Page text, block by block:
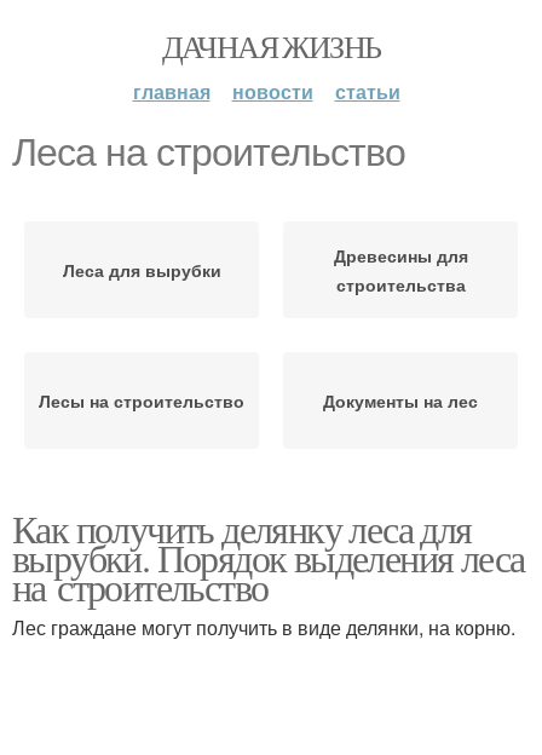
ДАЧНАЯ ЖИЗНЬ
главная новости статьи
Леса на строительство
Леса для вырубки
Древесины для
строительства
Лесы на строительство Документы на лес
Как получить делянку леса для
вырубки. Порядок выделения леса
на строительство
Лес граждане могут получить в виде делянки, на корню.